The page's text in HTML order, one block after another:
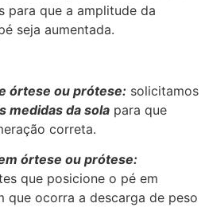
para que a amplitude da
seja aumentada.
órtese ou prótese: solicitamos
medidas da sola para que
correta.
órtese ou prótese:
que posicione o pé em
que ocorra a descarga de peso